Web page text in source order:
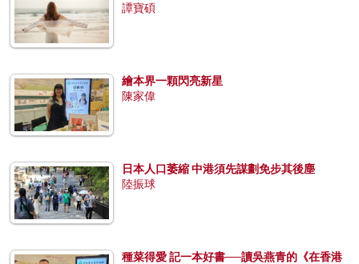
譚寶碩
繪本界一顆閃亮新星
陳家偉
日本人口萎縮 中港須先謀劃免步其後塵
陸振球
種菜得愛 記一本好書──讀吳燕青的《在香港